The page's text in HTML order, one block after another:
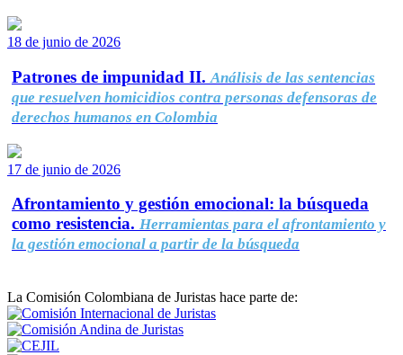
18 de junio de 2026
Patrones de impunidad II. Análisis de las sentencias
que resuelven homicidios contra personas defensoras de
derechos humanos en Colombia
17 de junio de 2026
Afrontamiento y gestión emocional: la búsqueda
como resistencia. Herramientas para el afrontamiento y
la gestión emocional a partir de la búsqueda
La Comisión Colombiana de Juristas hace parte de: